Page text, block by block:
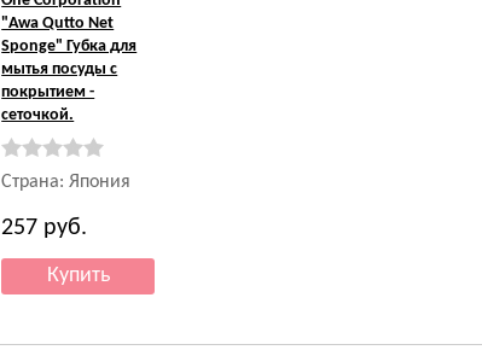
"Awa Qutto Net
Sponge" Губка для
мытья посуды с
покрытием -
сеточкой.
Страна: Япония
257 руб.